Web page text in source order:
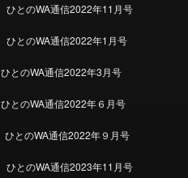
ひとのWA通信2022年11月号
ひとのWA通信2022年1月号
ひとのWA通信2022年3月号
ひとのWA通信2022年６月号
ひとのWA通信2022年９月号
ひとのWA通信2023年11月号